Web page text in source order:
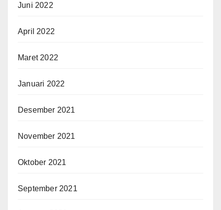
Juni 2022
April 2022
Maret 2022
Januari 2022
Desember 2021
November 2021
Oktober 2021
September 2021